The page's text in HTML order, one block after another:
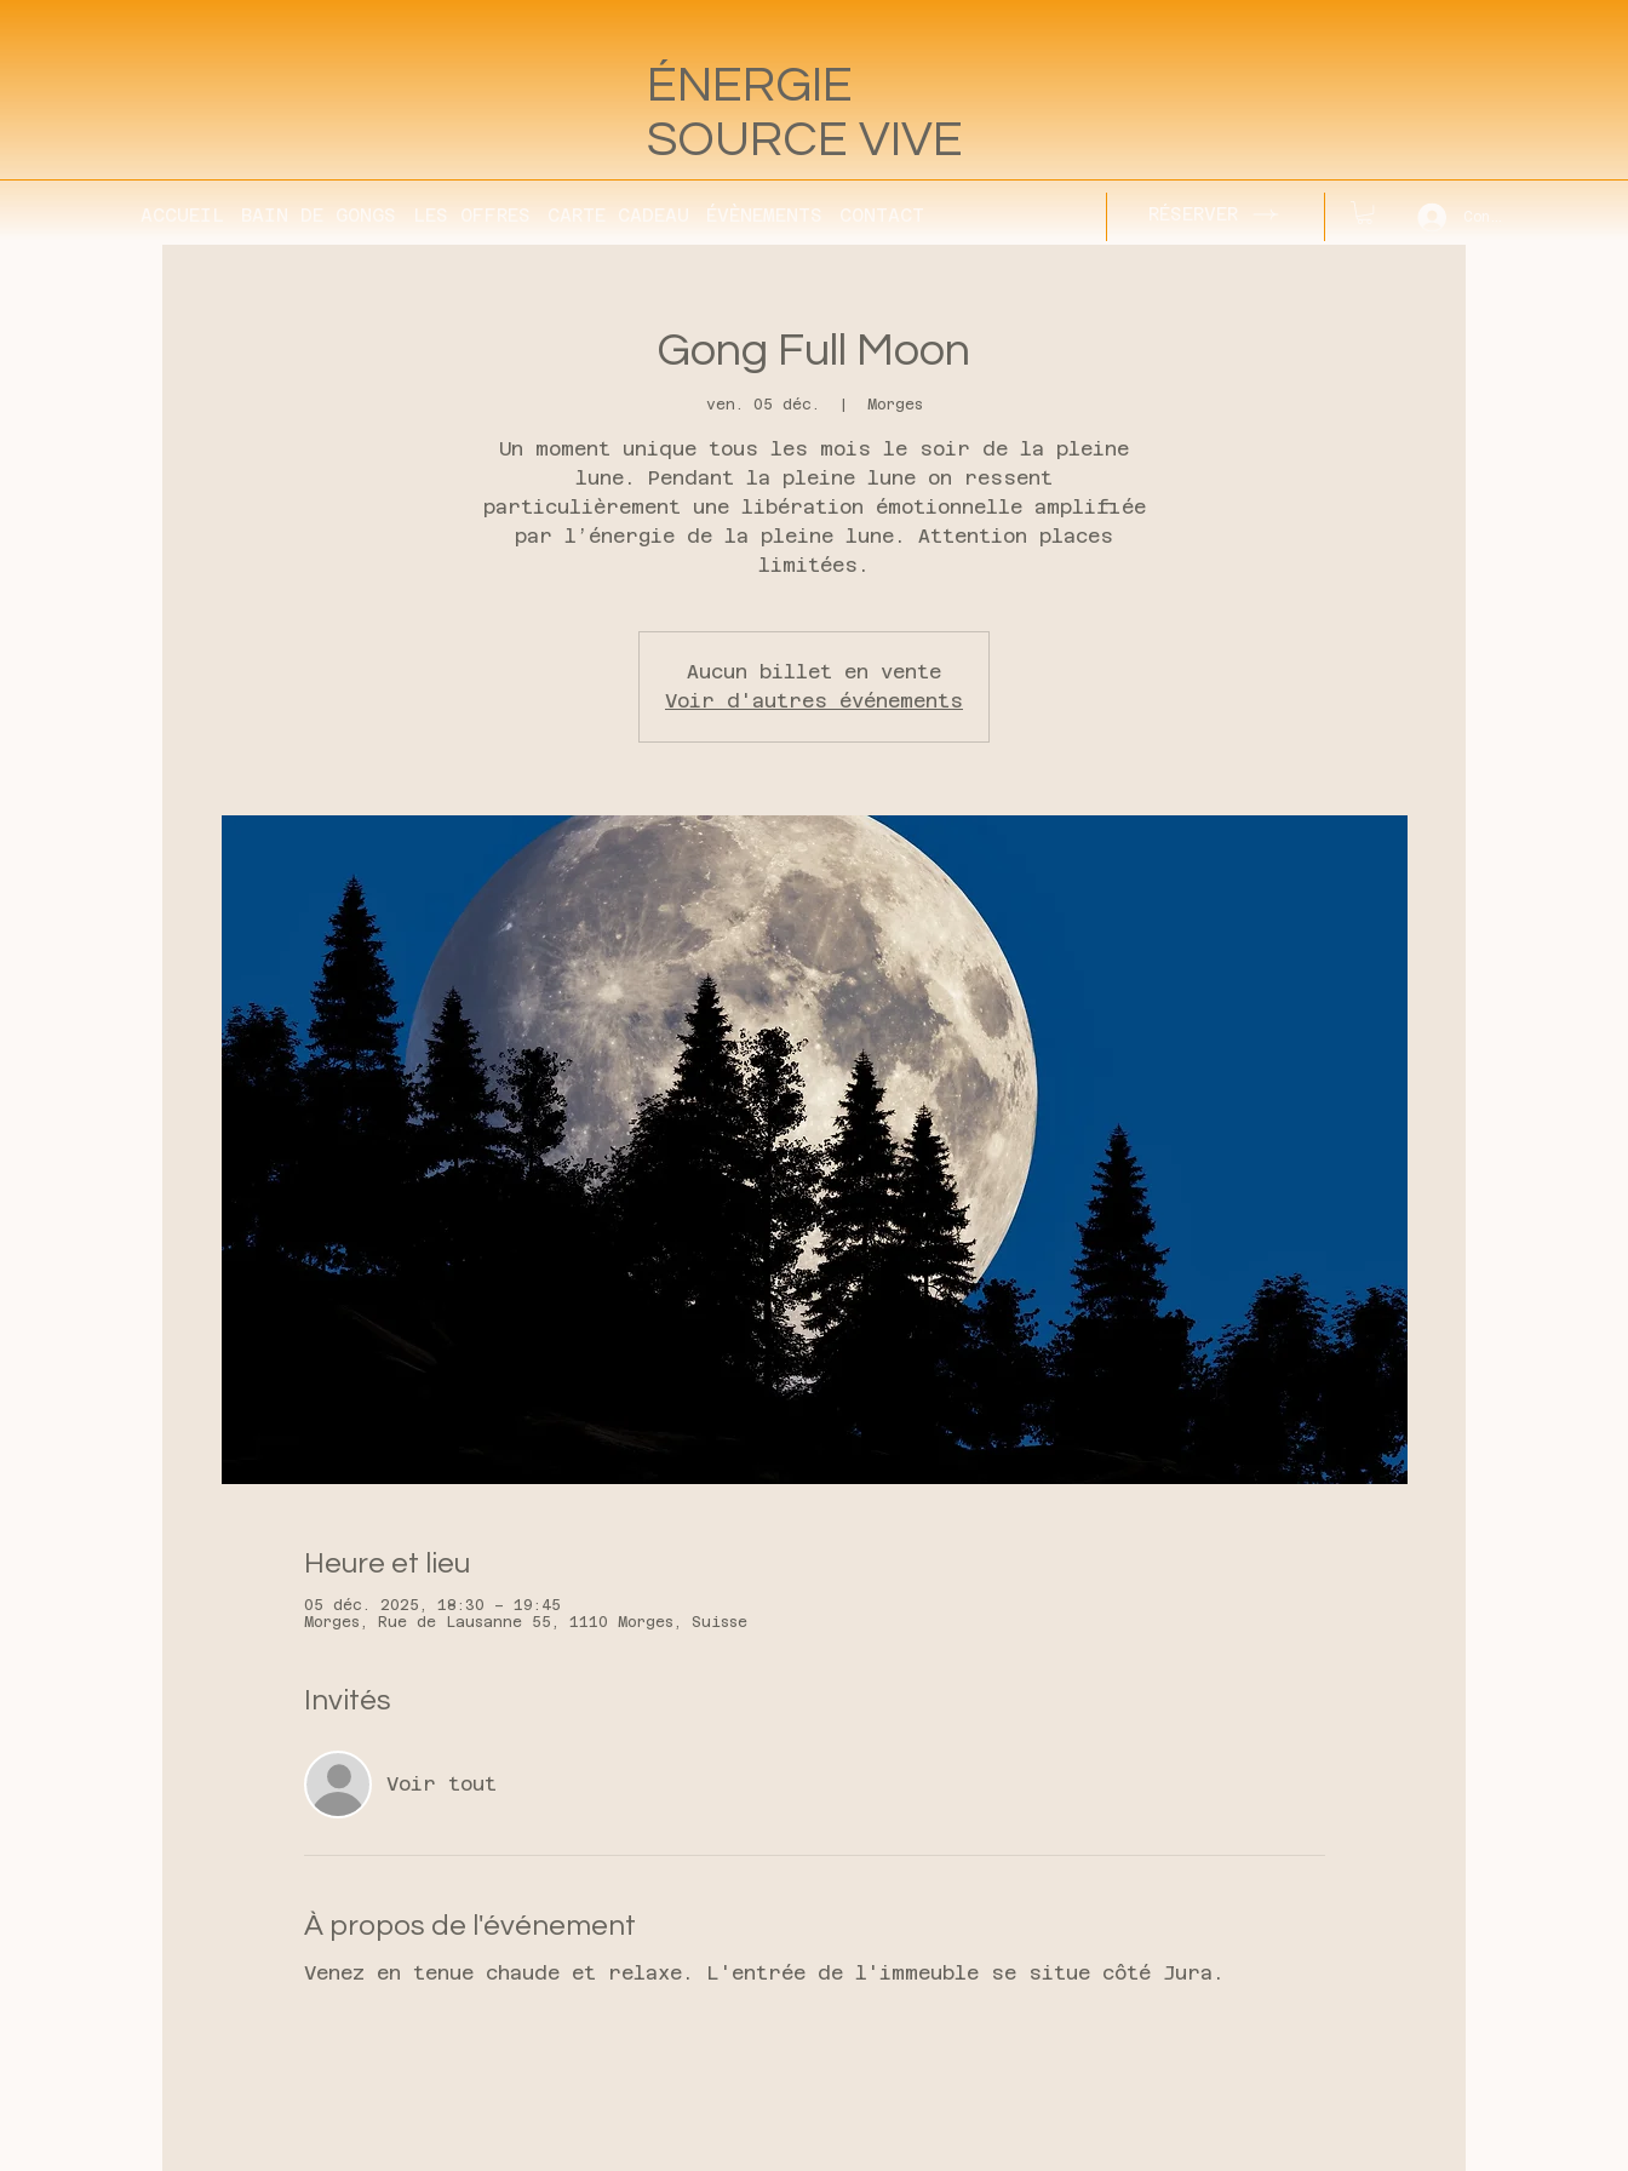
ÉNERGIE
SOURCE VIVE
ACCUEIL BAIN DE GONGS LES OFFRES CARTE CADEAU ÉVÈNEMENTS CONTACT RÉSERVER Connexion
Gong Full Moon
ven. 05 déc.
  |
Morges
Un moment unique tous les mois le soir de la pleine
lune. Pendant la pleine lune on ressent
particulièrement une libération émotionnelle amplifiée
par l’énergie de la pleine lune. Attention places
limitées.
Aucun billet en vente
Voir d'autres événements
Heure et lieu
05 déc. 2025, 18:30 – 19:45
Morges, Rue de Lausanne 55, 1110 Morges, Suisse
Invités
Voir tout
À propos de l'événement
Venez en tenue chaude et relaxe. L'entrée de l'immeuble se situe côté Jura.